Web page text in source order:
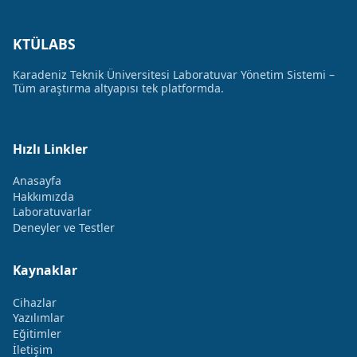
KTÜLABS
Karadeniz Teknik Üniversitesi Laboratuvar Yönetim Sistemi –
Tüm araştırma altyapısı tek platformda.
Hızlı Linkler
Anasayfa
Hakkımızda
Laboratuvarlar
Deneyler ve Testler
Kaynaklar
Cihazlar
Yazılımlar
Eğitimler
İletişim